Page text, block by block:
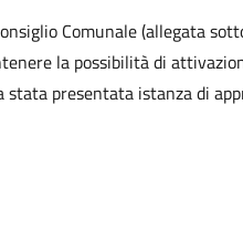
Comunale (allegata
la possibilità di
stata presentata istanza di